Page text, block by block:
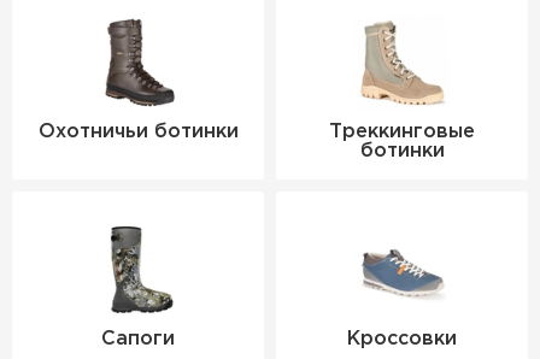
Охотничьи ботинки
Треккинговые
ботинки
Сапоги Кроссовки